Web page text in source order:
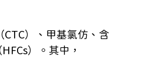
）、甲基氯仿、含
）。​其中，